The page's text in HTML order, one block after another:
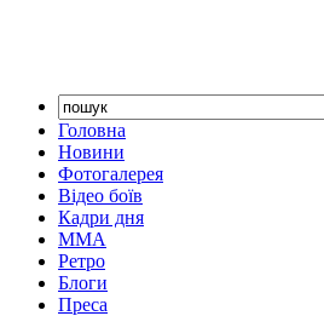
Головна
Новини
Фотогалерея
Відео боїв
Кадри дня
ММА
Ретро
Блоги
Преса